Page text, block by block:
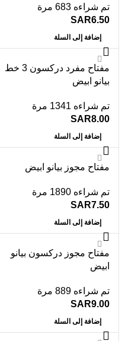
تم شراءه 683 مرة
SAR6.50
إضافة إلى السلة
مفتاح مفرد دركسون 3 خط
بيانو ابيض
تم شراءه 1341 مرة
SAR8.00
إضافة إلى السلة
مفتاح مجوز بيانو ابيض
تم شراءه 1890 مرة
SAR7.50
إضافة إلى السلة
مفتاح مجوز دركسون بيانو
ابيض
تم شراءه 889 مرة
SAR9.00
إضافة إلى السلة